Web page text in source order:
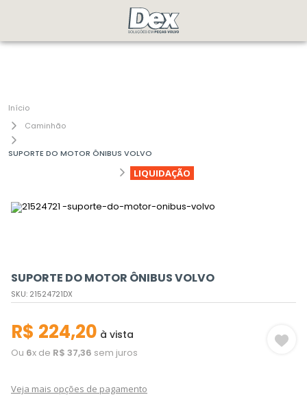
Caminhão
SUPORTE DO MOTOR ÔNIBUS VOLVO
LIQUIDAÇÃO
SUPORTE DO MOTOR ÔNIBUS VOLVO
SKU: 21524721DX
R$ 224,20 à vista
Ou 6x de R$ 37,36 sem juros
Veja mais opções de pagamento